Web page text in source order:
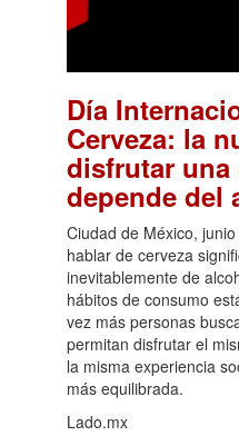
Día
Cerveza: la
disfrutar una
depende del
Ciudad de México,
hablar de cerveza
inevitablemente de
hábitos de consumo
vez más personas
permitan disfrutar el
la misma experiencia
más equilibrada.
Lado.mx